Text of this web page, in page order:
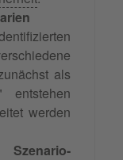
als
entstehen
werden
Szenario-